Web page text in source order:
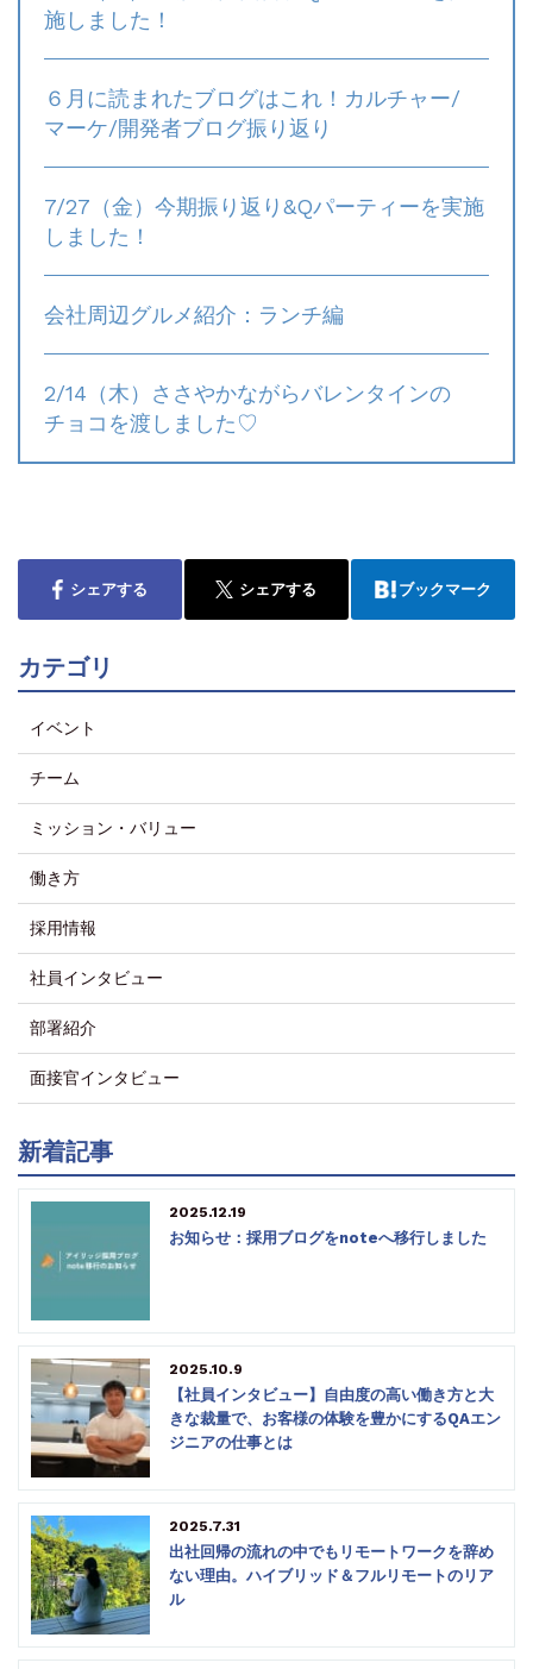
施しました！
６月に読まれたブログはこれ！カルチャー/
マーケ/開発者ブログ振り返り
7/27（金）今期振り返り&Qパーティーを実施
しました！
会社周辺グルメ紹介：ランチ編
2/14（木）ささやかながらバレンタインの
チョコを渡しました♡
シェアする シェアする ブックマーク
カテゴリ
イベント
チーム
ミッション・バリュー
働き方
採用情報
社員インタビュー
部署紹介
面接官インタビュー
新着記事
2025.12.19
お知らせ：採用ブログをnoteへ移行しました
2025.10.9
【社員インタビュー】自由度の高い働き方と大
きな裁量で、お客様の体験を豊かにするQAエン
ジニアの仕事とは
2025.7.31
出社回帰の流れの中でもリモートワークを辞め
ない理由。ハイブリッド＆フルリモートのリア
ル